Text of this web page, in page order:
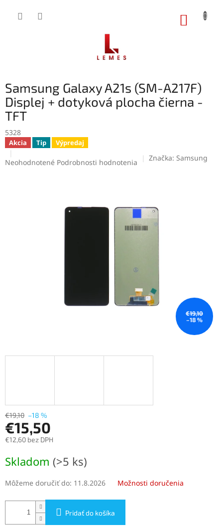
Samsung Galaxy A21s (SM-A217F)
Displej + dotyková plocha čierna -
TFT
5328
Akcia Tip Výpredaj
Priemerné
Neohodnotené Podrobnosti hodnotenia Značka: Samsung
€19,10
–18 %
€19,10 –18 %
€15,50
€12,60 bez DPH
cena:
Skladom (>5 ks)
Môžeme doručiť do: 11.8.2026 Možnosti doručenia
Pridať do košíka